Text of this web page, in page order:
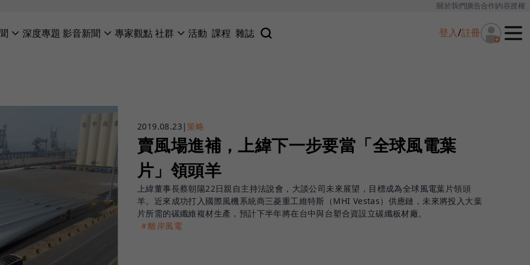
關於我們廣告合作內容授權
深度專題 影音新聞 專家觀點社群 活動 課程 雜誌 登入/註冊
2019.08.23 | 策略
賣風場進補，上緯下一步要當「全球風電葉
片」領頭羊
上緯董事長蔡朝陽22日親自主持法說會，大談公司未來展望，目標成為全球風電葉片領頭
羊。近來成功打入國際風機系統商三菱重工維特斯（MHI Vestas）供應鏈，未來將投入大葉
片所需的碳纖維複材生產，預計下半年將在台中與台塑合資設立碳纖板材廠。
＃離岸風電